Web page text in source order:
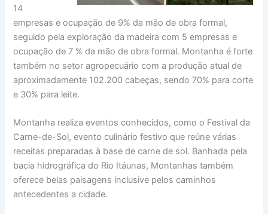
14
empresas e ocupação de 9% da mão de obra formal,
seguido pela exploração da madeira com 5 empresas e
ocupação de 7 % da mão de obra formal. Montanha é forte
também no setor agropecuário com a produção atual de
aproximadamente 102.200 cabeças, sendo 70% para corte
e 30% para leite.
Montanha realiza eventos conhecidos, como o Festival da
Carne-de-Sol, evento culinário festivo que reúne várias
receitas preparadas à base de carne de sol. Banhada pela
bacia hidrográfica do Rio Itáunas, Montanhas também
oferece belas paisagens inclusive pelos caminhos
antecedentes a cidade.